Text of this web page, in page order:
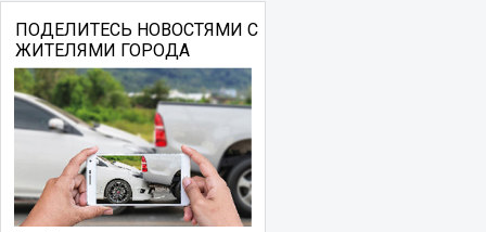
ПОДЕЛИТЕСЬ НОВОСТЯМИ С
ЖИТЕЛЯМИ ГОРОДА